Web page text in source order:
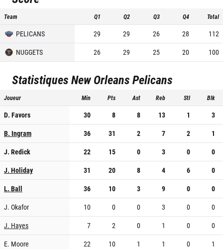
Team Q1 Q2 Q3 Q4 Total
PELICANS 29 29 26 28
112
NUGGETS
26 29 25 20 100
StatistiquesNew Orleans Pelicans
Joueur Min Pts Ast Reb Stl Blk
D. Favors 30 8 8 13 1
3
B. Ingram
36 31 2 7 2
1
J. Redick
22 15 0 3 0
0
J. Holiday
31 20 8 4 6
0
L. Ball
36 10 3 9 0
0
J. Okafor
10 0 0 3 0
0
J. Hayes
7 2 0 1 0
0
E. Moore
22 10 1 1 0
1